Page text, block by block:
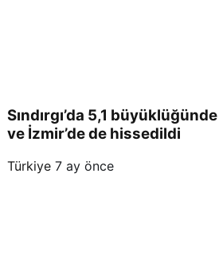
Sındırgı’da 5,1
ve İzmir’de de hissedildi
Türkiye 7 ay önce